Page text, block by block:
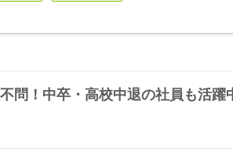
問！中卒・高校中退の社員も活躍